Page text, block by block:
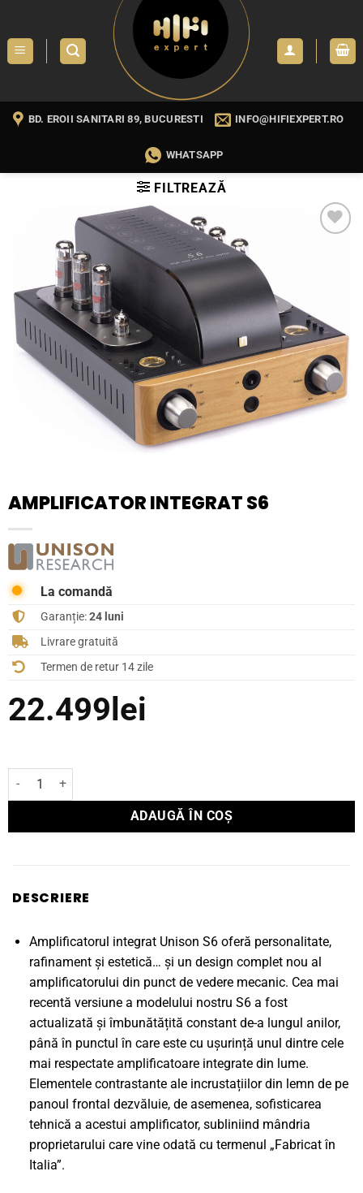
content
BD. EROII SANITARI 89, BUCURESTI INFO@HIFIEXPERT.RO
WHATSAPP
FILTREAZĂ
AMPLIFICATOR INTEGRAT S6
La comandă
Garanție:24 luni
Livrare gratuită
Termen de retur 14 zile
22.499lei
Cantitate Amplificator Integrat S6
ADAUGĂ ÎN COȘ
DESCRIERE
Amplificatorul integrat Unison S6 oferă personalitate,
rafinament și estetică… și un design complet nou al
amplificatorului din punct de vedere mecanic. Cea mai
recentă versiune a modelului nostru S6 a fost
actualizată și îmbunătățită constant de-a lungul anilor,
până în punctul în care este cu ușurință unul dintre cele
mai respectate amplificatoare integrate din lume.
Elementele contrastante ale incrustațiilor din lemn de pe
panoul frontal dezvăluie, de asemenea, sofisticarea
tehnică a acestui amplificator, subliniind mândria
proprietarului care vine odată cu termenul „Fabricat în
Italia”.